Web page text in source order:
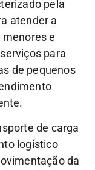
pela
atender a
e
para
de pequenos
de carga
logístico
da